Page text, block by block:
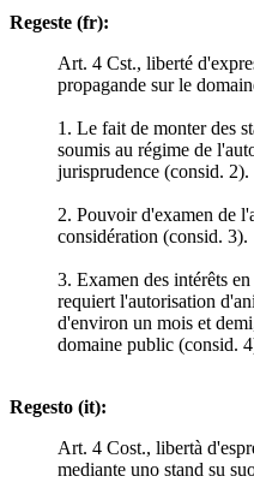
Regeste (fr):
Art. 4 Cst., liberté
propagande sur le
1. Le fait de monter des
soumis au régime de
jurisprudence (consid. 2).
2. Pouvoir d'examen de
considération (consid. 3).
3. Examen des intérêts
requiert l'autorisation
d'environ un mois et
domaine public (consid.
Regesto (it):
Art. 4 Cost., libertà
mediante uno stand su